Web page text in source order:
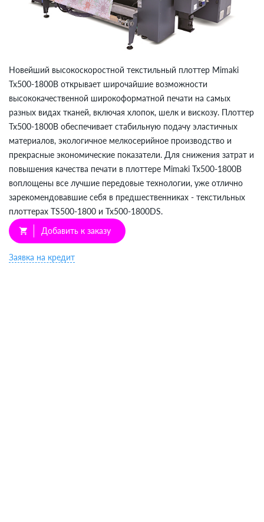
Новейший высокоскоростной текстильный плоттер Mimaki
Tx500-1800B открывает широчайшие возможности
высококачественной широкоформатной печати на самых
разных видах тканей, включая хлопок, шелк и вискозу. Плоттер
Tx500-1800B обеспечивает стабильную подачу эластичных
материалов, экологичное мелкосерийное производство и
прекрасные экономические показатели. Для снижения затрат и
повышения качества печати в плоттере Mimaki Tx500-1800B
воплощены все лучшие передовые технологии, уже отлично
зарекомендовавшие себя в предшественниках - текстильных
плоттерах TS500-1800 и Tx500-1800DS.
shopping_cart Добавить к заказу
Заявка на кредит